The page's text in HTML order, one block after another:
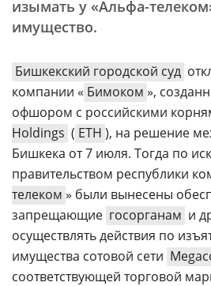
изымать у «Альфа-
имущество.
Бишкекский городской суд
компании « Бимоком »,
офшором с российскими
Holdings ( ETH ), на решение
Бишкека от 7 июля. Тогда по
правительством республики
телеком » были вынесены
запрещающие госорганам и
осуществлять действия по
имущества сотовой сети
соответствующей торговой